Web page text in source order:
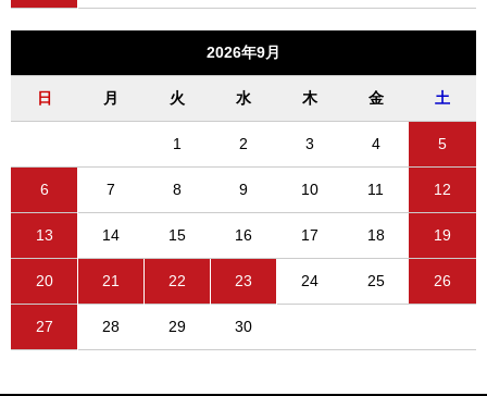
2026年9月
日 月 火 水 木 金 土
1 2 3 4 5
6 7 8 9 10 11 12
13 14 15 16 17 18 19
20 21 22 23 24 25 26
27 28 29 30